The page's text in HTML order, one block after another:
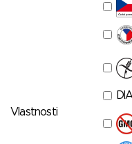
Vlastnosti